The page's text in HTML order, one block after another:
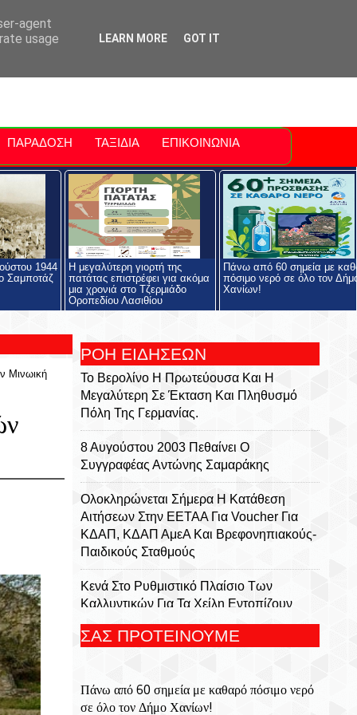
Polis
ΠΑΡΑΔΟΣΗ ΤΑΞΙΔΙΑ ΕΠΙΚΟΙΝΩΝΙΑ
1944
Σαμποτάζ
Η μεγαλύτερη γιορτή της
πατάτας επιστρέφει για ακόμα
μια χρονιά στο Τζερμιάδο
Οροπεδίου Λασιθίου
Πάνω από 60 σημεία με
πόσιμο νερό σε όλο τον
Χανίων!
Μινωική
ΡΟΗ ΕΙΔΗΣΕΩΝ
Το Βερολίνο Η Πρωτεύουσα Και Η
Μεγαλύτερη Σε Έκταση Και Πληθυσμό
Πόλη Της Γερμανίας.
8 Αυγούστου 2003 Πεθαίνει Ο
Συγγραφέας Αντώνης Σαμαράκης
Ολοκληρώνεται Σήμερα Η Κατάθεση
Αιτήσεων Στην ΕΕΤΑΑ Για Voucher Για
ΚΔΑΠ, ΚΔΑΠ ΑμεΑ Και Βρεφονηπιακούς-
Παιδικούς Σταθμούς
Κενά Στο Ρυθμιστικό Πλαίσιο Των
Καλλυντικών Για Τα Χείλη Εντοπίζουν
Ερευνητές
Δαμάστας
ΣΑΣ ΠΡΟΤΕΙΝΟΥΜΕ
Πάνω από 60 σημεία με καθαρό πόσιμο νερό
σε όλο τον Δήμο Χανίων!
agent
usage
LEARN MORE GOT IT